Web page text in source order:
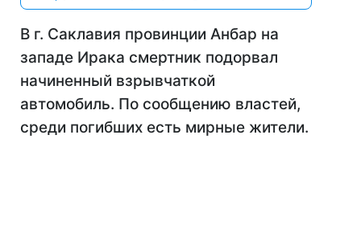
В г. Саклавия провинции Анбар на
западе Ирака смертник подорвал
начиненный взрывчаткой
автомобиль. По сообщению властей,
среди погибших есть мирные жители.